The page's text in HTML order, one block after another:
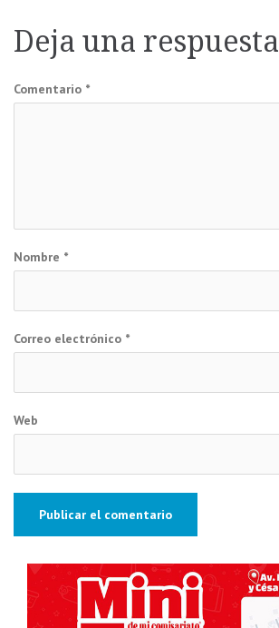
de
entradas
Deja una respuesta
Comentario *
Nombre *
Correo electrónico *
Web